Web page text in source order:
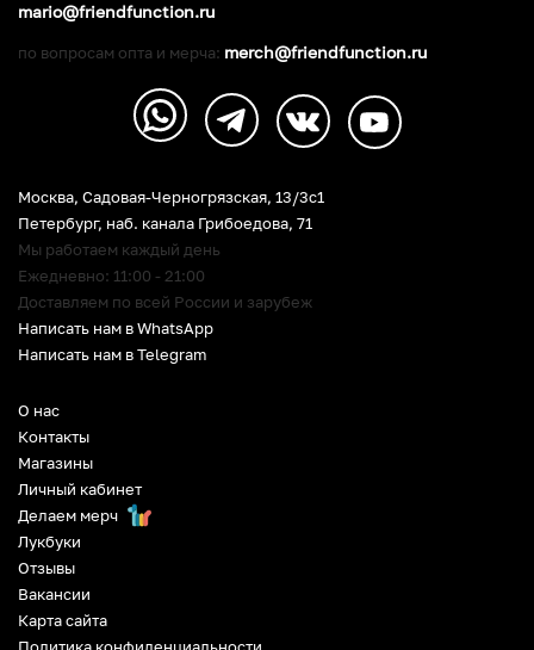
О нас
Контакты
Магазины
Личный кабинет
Делаем мерч
Лукбуки
Отзывы
Вакансии
Карта сайта
Политика конфиденциальности
Москва, Садовая-Черногрязская, 13/3c1
Петербург, наб. канала Грибоедова, 71
Мы работаем каждый день
Ежедневно: 11:00 - 21:00
Доставляем по всей России и зарубеж
Написать нам в WhatsApp
Написать нам в Telegram
mario@friendfunction.ru
по вопросам опта и мерча: merch@friendfunction.ru